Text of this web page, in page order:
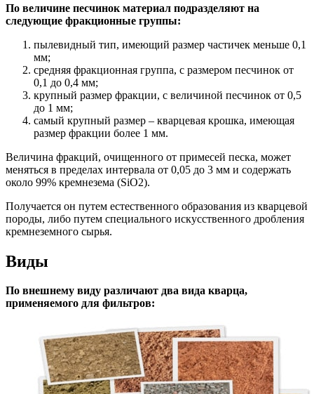
По величине песчинок материал подразделяют на
следующие фракционные группы:
пылевидный тип, имеющий размер частичек меньше 0,1
мм;
средняя фракционная группа, с размером песчинок от
0,1 до 0,4 мм;
крупный размер фракции, с величиной песчинок от 0,5
до 1 мм;
самый крупный размер – кварцевая крошка, имеющая
размер фракции более 1 мм.
Величина фракций, очищенного от примесей песка, может
меняться в пределах интервала от 0,05 до 3 мм и содержать
около 99% кремнезема (SiO2).
Получается он путем естественного образования из кварцевой
породы, либо путем специального искусственного дробления
кремнеземного сырья.
Виды
По внешнему виду различают два вида кварца,
применяемого для фильтров: